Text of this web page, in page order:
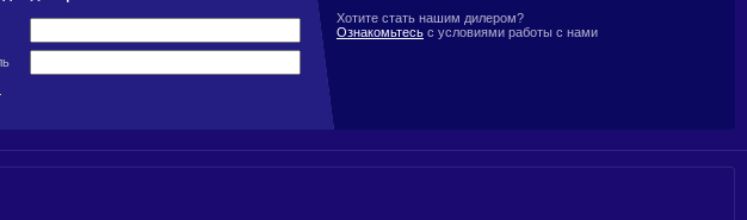
Хотите стать нашим дилером?
Ознакомьтесь с условиями работы с нами